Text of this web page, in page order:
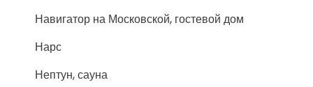
Навигатор на Московской, гостевой дом
Нарс
Нептун, сауна